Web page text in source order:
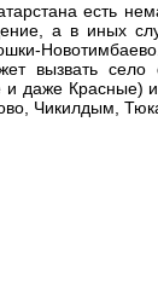
есть
а в иных
вызвать село
даже Красные)
Чикилдым,